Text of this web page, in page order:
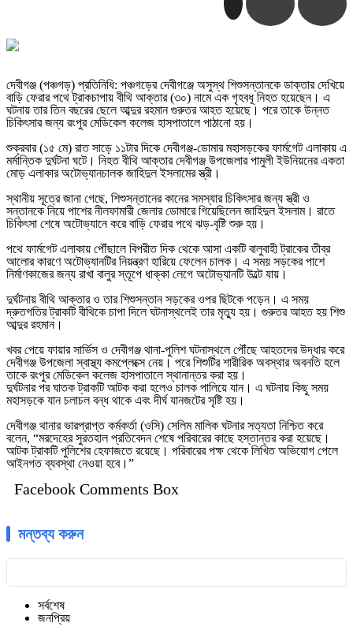
‎দেবীগঞ্জ (পঞ্চগড়) প্রতিনিধি: পঞ্চগড়ের দেবীগঞ্জে অসুস্থ শিশুসন্তানকে ডাক্তার দেখিয়ে
বাড়ি ফেরার পথে ট্রাকচাপায় বীথি আক্তার (৩০) নামে এক গৃহবধূ নিহত হয়েছেন। এ
ঘটনায় তার তিন বছরের ছেলে আব্দুর রহমান গুরুতর আহত হয়েছে। পরে তাকে উন্নত
চিকিৎসার জন্য রংপুর মেডিকেল কলেজ হাসপাতালে পাঠানো হয়।
‎শুক্রবার (১৫ মে) রাত সাড়ে ১১টার দিকে দেবীগঞ্জ-ডোমার মহাসড়কের ফার্মগেট এলাকায় এ
মর্মান্তিক দুর্ঘটনা ঘটে। নিহত বীথি আক্তার দেবীগঞ্জ উপজেলার পামুলী ইউনিয়নের একতা
মোড় এলাকার অটোভ্যানচালক জাহিদুল ইসলামের স্ত্রী।
‎স্থানীয় সূত্রে জানা গেছে, শিশুসন্তানের কানের সমস্যার চিকিৎসার জন্য স্ত্রী ও
সন্তানকে নিয়ে পাশের নীলফামারী জেলার ডোমারে গিয়েছিলেন জাহিদুল ইসলাম। রাতে
চিকিৎসা শেষে অটোভ্যানে করে বাড়ি ফেরার পথে ঝড়-বৃষ্টি শুরু হয়।
‎পথে ফার্মগেট এলাকায় পৌঁছালে বিপরীত দিক থেকে আসা একটি বালুবাহী ট্রাকের তীব্র
আলোর কারণে অটোভ্যানটির নিয়ন্ত্রণ হারিয়ে ফেলেন চালক। এ সময় সড়কের পাশে
নির্মাণকাজের জন্য রাখা বালুর স্তূপে ধাক্কা লেগে অটোভ্যানটি উল্টে যায়।
‎দুর্ঘটনায় বীথি আক্তার ও তার শিশুসন্তান সড়কের ওপর ছিটকে পড়েন। এ সময়
দ্রুতগতির ট্রাকটি বীথিকে চাপা দিলে ঘটনাস্থলেই তার মৃত্যু হয়। গুরুতর আহত হয় শিশু
আব্দুর রহমান।
‎খবর পেয়ে ফায়ার সার্ভিস ও দেবীগঞ্জ থানা-পুলিশ ঘটনাস্থলে পৌঁছে আহতদের উদ্ধার করে
দেবীগঞ্জ উপজেলা স্বাস্থ্য কমপ্লেক্সে নেয়। পরে শিশুটির শারীরিক অবস্থার অবনতি হলে
তাকে রংপুর মেডিকেল কলেজ হাসপাতালে স্থানান্তর করা হয়।
‎দুর্ঘটনার পর ঘাতক ট্রাকটি আটক করা হলেও চালক পালিয়ে যান। এ ঘটনায় কিছু সময়
মহাসড়কে যান চলাচল বন্ধ থাকে এবং দীর্ঘ যানজটের সৃষ্টি হয়।
‎দেবীগঞ্জ থানার ভারপ্রাপ্ত কর্মকর্তা (ওসি) সেলিম মালিক ঘটনার সত্যতা নিশ্চিত করে
বলেন, “মরদেহের সুরতহাল প্রতিবেদন শেষে পরিবারের কাছে হস্তান্তর করা হয়েছে।
আটক ট্রাকটি পুলিশের হেফাজতে রয়েছে। পরিবারের পক্ষ থেকে লিখিত অভিযোগ পেলে
আইনগত ব্যবস্থা নেওয়া হবে।”
Facebook Comments Box
মন্তব্য করুন
সর্বশেষ
জনপ্রিয়